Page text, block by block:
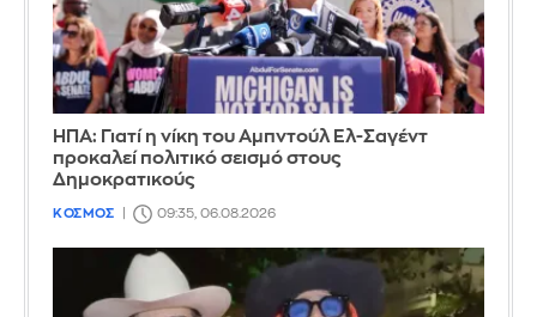
ΗΠΑ: Γιατί η νίκη του Αμπντούλ Ελ-Σαγέντ
προκαλεί πολιτικό σεισμό στους
Δημοκρατικούς
ΚΟΣΜΟΣ 09:35, 06.08.2026